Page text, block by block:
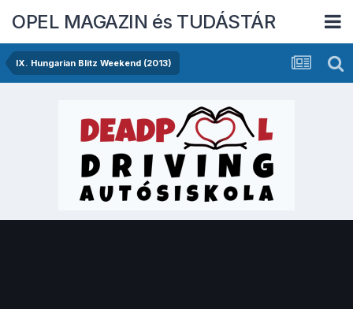
OPEL MAGAZIN és TUDÁSTÁR
IX. Hungarian Blitz Weekend (2013)